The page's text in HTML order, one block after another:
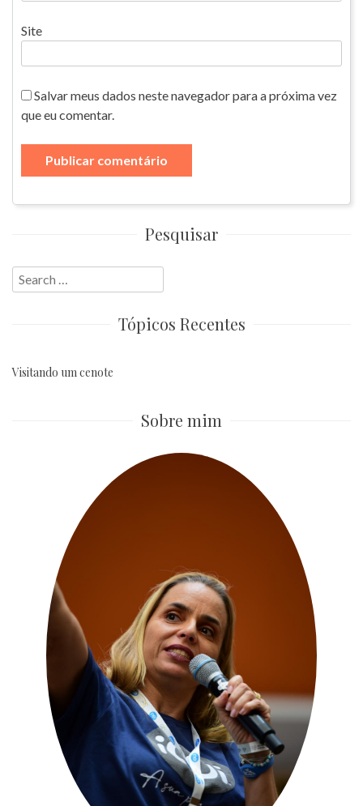
Site
Salvar meus dados neste navegador para a próxima vez
que eu comentar.
Pesquisar
Search
for:
Tópicos Recentes
Visitando um cenote
Sobre mim